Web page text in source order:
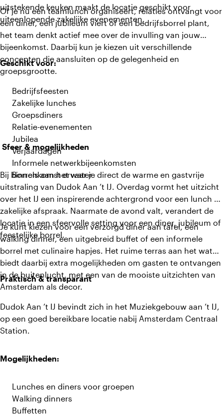
uitstekende keuken maakt de locatie geschikt voor
uiteenlopende zakelijke evenementen.
Of je nu een teamlunch organiseert, relaties ontvangt voor
een diner, een jubileum viert of een bedrijfsborrel plant,
het team denkt actief mee over de invulling van jouw
bijeenkomst. Daarbij kun je kiezen uit verschillende
concepten die aansluiten op de gelegenheid en
groepsgrootte.
Geschikt voor:
Bedrijfsfeesten
Zakelijke lunches
Groepsdiners
Relatie-evenementen
Jubilea
Verjaardagen
Informele netwerkbijeenkomsten
Borrels aan het water
Sfeer & mogelijkheden
Bij binnenkomst ervaar je direct de warme en gastvrije
uitstraling van Dudok Aan ’t IJ. Overdag vormt het uitzicht
over het IJ een inspirerende achtergrond voor een lunch of
zakelijke afspraak. Naarmate de avond valt, verandert de
locatie in een sfeervolle setting voor een diner, jubileum of
feestelijke borrel.
Je kunt kiezen voor een verzorgd diner aan tafel, een
walking dinner, een uitgebreid buffet of een informele
borrel met culinaire hapjes. Het ruime terras aan het water
biedt daarbij extra mogelijkheden om gasten te ontvangen
in de buitenlucht, met een van de mooiste uitzichten van
Amsterdam als decor.
Praktisch & transparant
Dudok Aan ’t IJ bevindt zich in het Muziekgebouw aan ’t IJ,
op een goed bereikbare locatie nabij Amsterdam Centraal
Station.
Mogelijkheden:
Lunches en diners voor groepen
Walking dinners
Buffetten